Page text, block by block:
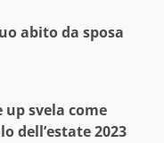
abito da sposa
svela come
dell’estate 2023